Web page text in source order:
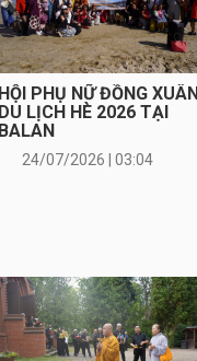
HỘI PHỤ NỮ ĐỒNG XUÂN
DU LỊCH HÈ 2026 TẠI
BALAN
24/07/2026 | 03:04